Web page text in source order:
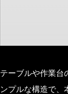
テーブルや作業台
ンプルな構造で、